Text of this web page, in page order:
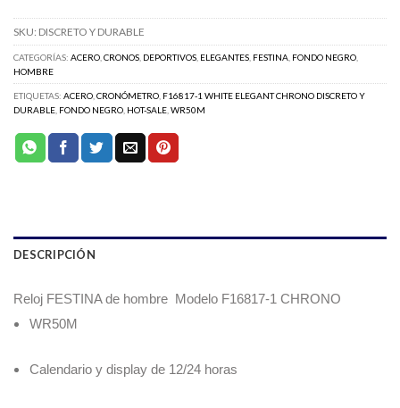
SKU: DISCRETO Y DURABLE
CATEGORÍAS: ACERO CRONOS DEPORTIVOS ELEGANTES FESTINA FONDO NEGRO
HOMBRE
ETIQUETAS: ACERO CRONÓMETRO F16817-1 WHITE ELEGANT CHRONO DISCRETO Y
DURABLE FONDO NEGRO HOT-SALE WR50M
DESCRIPCIÓN
Reloj FESTINA de hombre Modelo F16817-1 CHRONO
WR50M
Calendario y display de 12/24 horas